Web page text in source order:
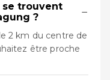
se trouvent
?
−
2 km du centre de
être proche